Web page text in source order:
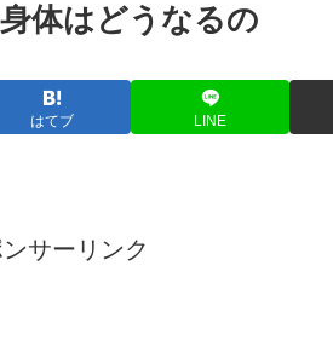
体はどうなるの
はてブ LINE
サーリンク